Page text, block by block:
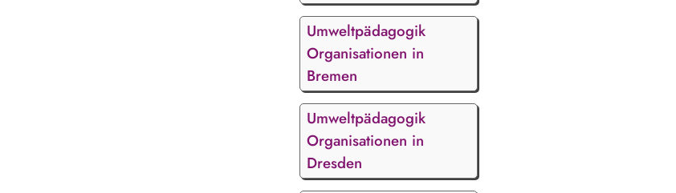
Umweltpädagogik
Organisationen in
Bremen
Umweltpädagogik
Organisationen in
Dresden